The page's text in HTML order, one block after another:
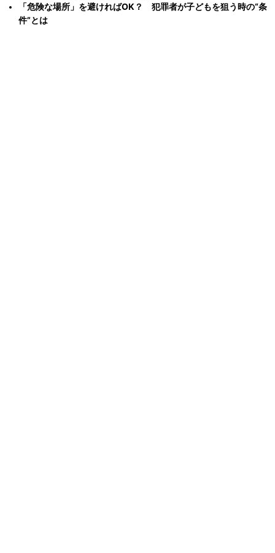
「危険な場所」を避ければOK？ 犯罪者が子どもを狙う時の“条
件”とは